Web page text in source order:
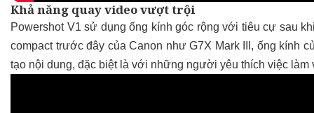
Khả năng quay video vượt trội
Powershot V1 sử dụng ống kính góc rộng với tiêu cự sau
compact trước đây của Canon như G7X Mark III, ống kính
tạo nội dung, đặc biệt là với những người yêu thích việc làm